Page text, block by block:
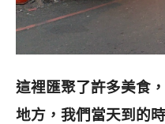
這裡匯聚了許多美食
地方，我們當天到的